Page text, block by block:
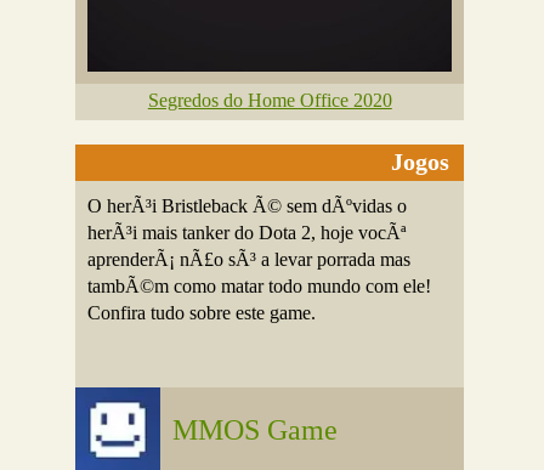
Segredos do Home Office 2020
Jogos
O herÃ³i Bristleback Ã© sem dÃºvidas o
herÃ³i mais tanker do Dota 2, hoje vocÃª
aprenderÃ¡ nÃ£o sÃ³ a levar porrada mas
tambÃ©m como matar todo mundo com ele!
Confira tudo sobre este game.
MMOS Game